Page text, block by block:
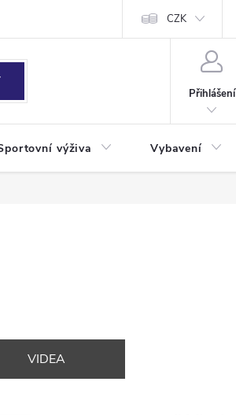
CZK
Přihlášení
výživa Vybavení
VIDEA